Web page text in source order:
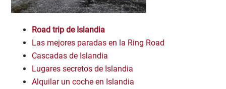
Road trip de Islandia
Las mejores paradas en la Ring Road
Cascadas de Islandia
Lugares secretos de Islandia
Alquilar un coche en Islandia